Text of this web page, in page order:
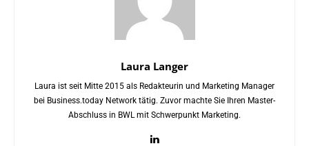
Laura Langer
Laura ist seit Mitte 2015 als Redakteurin und Marketing Manager
bei Business.today Network tätig. Zuvor machte Sie Ihren Master-
Abschluss in BWL mit Schwerpunkt Marketing.